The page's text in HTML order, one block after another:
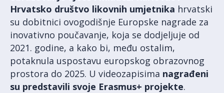
Hrvatsko društvo likovnih umjetnika hrvatski
su dobitnici ovogodišnje Europske nagrade za
inovativno poučavanje, koja se dodjeljuje od
2021. godine, a kako bi, među ostalim,
potaknula uspostavu europskog obrazovnog
prostora do 2025. U videozapisima nagrađeni
su predstavili svoje Erasmus+ projekte.